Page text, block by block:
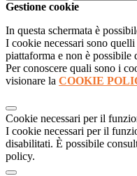
Gestione cookie
In questa schermata è
I cookie necessari sono
piattaforma e non è possibile
Per conoscere quali sono i
visionare la COOKIE
Cookie necessari per il
I cookie necessari per il
disabilitati. È possibile
policy.